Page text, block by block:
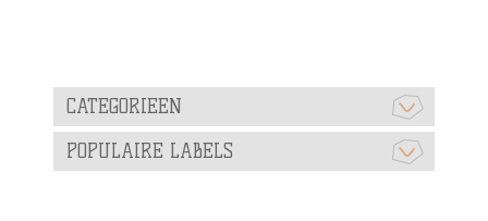
CATEGORIEEN
POPULAIRE LABELS